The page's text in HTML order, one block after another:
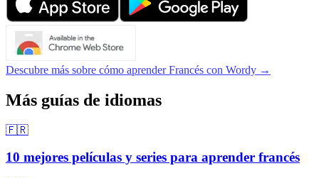
Descubre más sobre cómo aprender Francés con Wordy →
Más guías de idiomas
🇫🇷
10 mejores películas y series para aprender francés